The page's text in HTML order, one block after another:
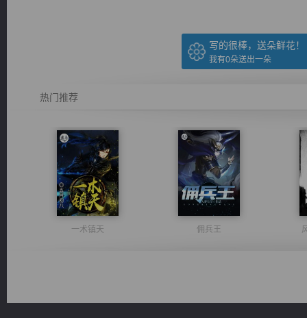
写的很棒，送朵鲜花！
我有0朵送出一朵
热门推荐
一术镇天 佣兵王